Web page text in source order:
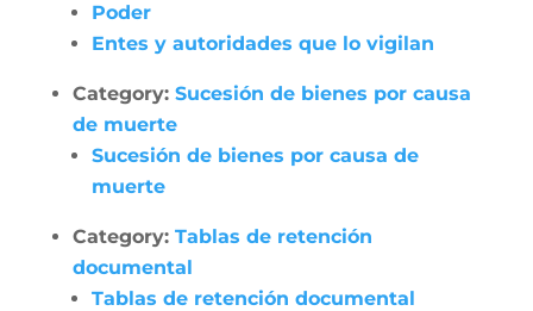
Poder
Entes y autoridades que lo vigilan
Category: Sucesión de bienes por causa
de muerte
Sucesión de bienes por causa de
muerte
Category: Tablas de retención
documental
Tablas de retención documental